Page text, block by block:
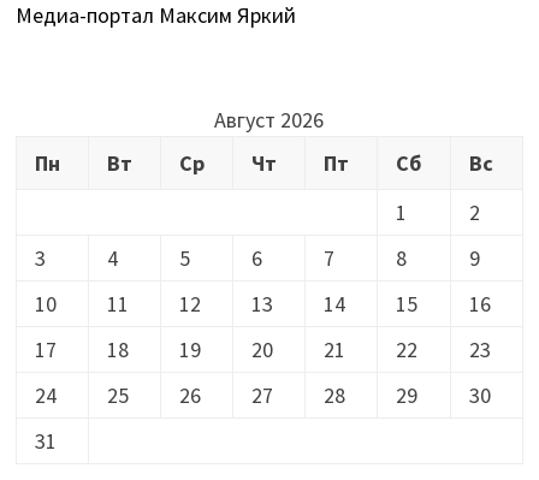
Медиа-портал Максим Яркий
Август 2026
Пн
Вт Ср Чт Пт Сб
Вс
1
2
3
4 5 6 7 8
9
10
11 12 13 14 15
16
17
18 19 20 21 22
23
24
25 26 27 28 29
30
31